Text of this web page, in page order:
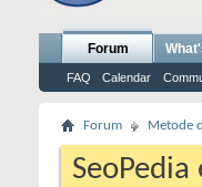
Forum
FAQ Calendar
Forum Metode